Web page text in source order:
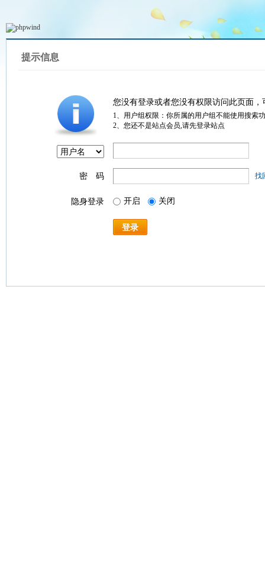
提示信息
您没有登录或者您没有权限访问此页面
1、用户组权限：你所属的用户组不能使用搜索
2、您还不是站点会员,请先登录站点
密 码 找
隐身登录 开启 关闭
登录